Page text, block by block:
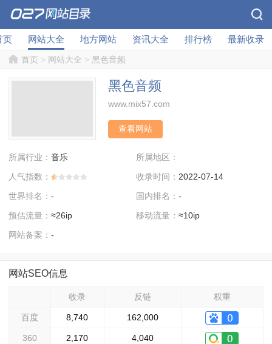
页 网站大全 地方网站 资讯大全 排行榜 最新收录
首页 > 网站大全 > 黑色音频
黑色音频
www.mix57.com
查看网站
所属行业： 音乐
所属地区：
人气指数：
收录时间： 2022-07-14
世界排名： - 国内排名： -
预估流量： ≈26ip 移动流量： ≈10ip
网站备案： -
网站SEO信息
收录 反链 权重
百度 8,740 162,000
360 2,170 4,040